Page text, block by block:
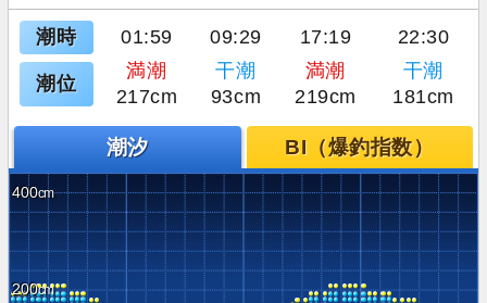
潮時 01:59 09:29 17:19 22:30
潮位
満潮 干潮 満潮
干潮
217cm
93cm 219cm 181cm
潮汐 BI（爆釣指数）
400
200